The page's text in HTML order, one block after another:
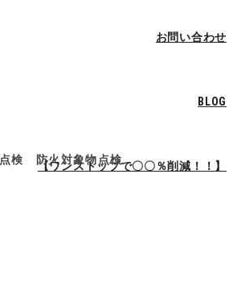
お問い合わせ
BLOG
【ワンストップで〇〇％削減！！】
検 防火対象物点検